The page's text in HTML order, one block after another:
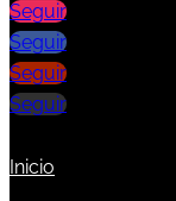
Seguir
Seguir
Seguir
Seguir
Inicio